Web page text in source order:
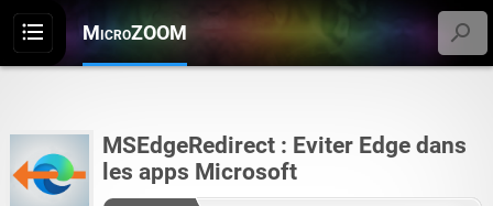
Menu MicroZOOM
MSEdgeRedirect : Eviter Edge dans
les apps Microsoft